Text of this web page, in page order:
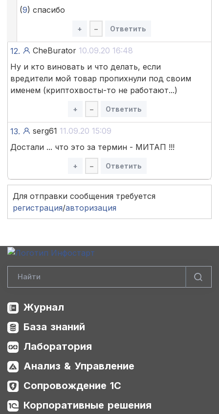
(9) спасибо
+ – Ответить
12. CheBurator 10.09.20 16:48
Ну и кто виновать и что делать, если
вредители мой товар пропихнули под своим
именем (криптохвосты-то не работают...)
+ – Ответить
13. serg61 11.09.20 15:09
Достали ... что это за термин - МИТАП !!!
+ – Ответить
Для отправки сообщения требуется
регистрация/авторизация
Журнал
База знаний
Лаборатория
Анализ & Управление
Сопровождение 1С
Корпоративные решения